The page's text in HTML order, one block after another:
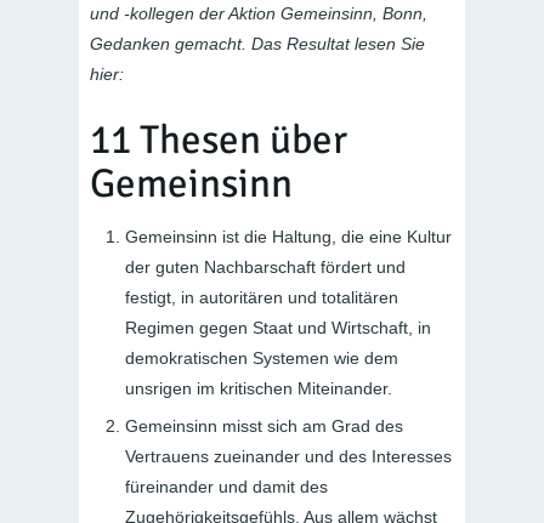
und -kollegen der Aktion Gemeinsinn, Bonn,
Gedanken gemacht. Das Resultat lesen Sie
hier:
11 Thesen über
Gemeinsinn
Gemeinsinn ist die Haltung, die eine Kultur
der guten Nachbarschaft fördert und
festigt, in autoritären und totalitären
Regimen gegen Staat und Wirtschaft, in
demokratischen Systemen wie dem
unsrigen im kritischen Miteinander.
Gemeinsinn misst sich am Grad des
Vertrauens zueinander und des Interesses
füreinander und damit des
Zugehörigkeitsgefühls. Aus allem wächst